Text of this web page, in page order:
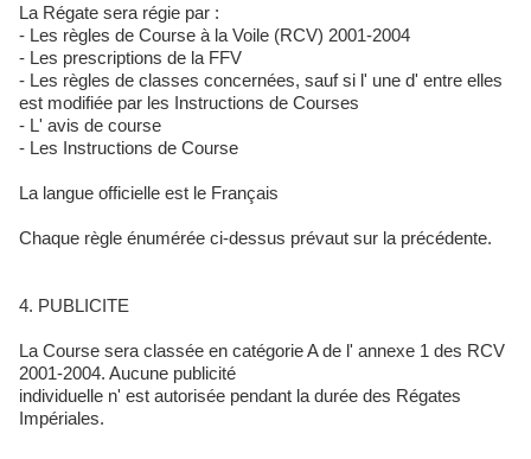
La Régate sera régie par :
- Les règles de Course à la Voile (RCV) 2001-2004
- Les prescriptions de la FFV
- Les règles de classes concernées, sauf si l' une d' entre elles
est modifiée par les Instructions de Courses
- L' avis de course
- Les Instructions de Course
La langue officielle est le Français
Chaque règle énumérée ci-dessus prévaut sur la précédente.
4. PUBLICITE
La Course sera classée en catégorie A de l' annexe 1 des RCV
2001-2004. Aucune publicité
individuelle n' est autorisée pendant la durée des Régates
Impériales.